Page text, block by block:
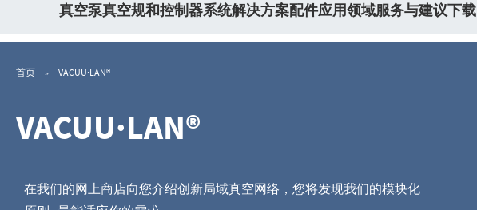
真空泵真空规和控制器系统解决方案配件应用领域服务与建议下载
首页 VACUU·LAN®
VACUU·LAN®
在我们的网上商店向您介绍创新局域真空网络，您将发现我们的模块化